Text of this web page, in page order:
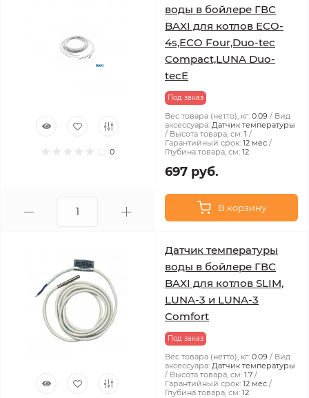
0
воды в бойлере ГВС
BAXI для котлов ECO-
4s,ECO Four,Duo-tec
Compact,LUNA Duo-
tecE
Под заказ
Вес товара (нетто), кг: 0.09
Вид
аксессуара: Датчик температуры
Высота товара, см: 1
Гарантийный срок: 12 мес
Глубина товара, см: 12
697 руб.
В корзину
Датчик температуры
воды в бойлере ГВС
BAXI для котлов SLIM,
LUNA-3 и LUNA-3
Comfort
Под заказ
Вес товара (нетто), кг: 0.09
Вид
аксессуара: Датчик температуры
Высота товара, см: 1.7
Гарантийный срок: 12 мес
Глубина товара, см: 12